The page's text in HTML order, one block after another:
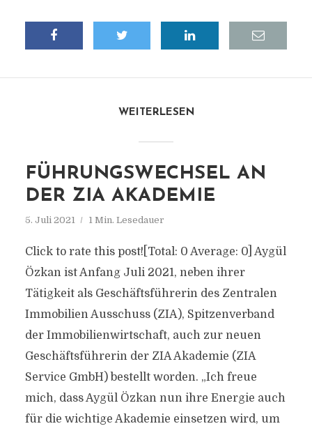
WEITERLESEN
FÜHRUNGSWECHSEL AN
DER ZIA AKADEMIE
5. Juli 2021 1 Min. Lesedauer
Click to rate this post![Total: 0 Average: 0] Aygül
Özkan ist Anfang Juli 2021, neben ihrer
Tätigkeit als Geschäftsführerin des Zentralen
Immobilien Ausschuss (ZIA), Spitzenverband
der Immobilienwirtschaft, auch zur neuen
Geschäftsführerin der ZIA Akademie (ZIA
Service GmbH) bestellt worden. „Ich freue
mich, dass Aygül Özkan nun ihre Energie auch
für die wichtige Akademie einsetzen wird, um